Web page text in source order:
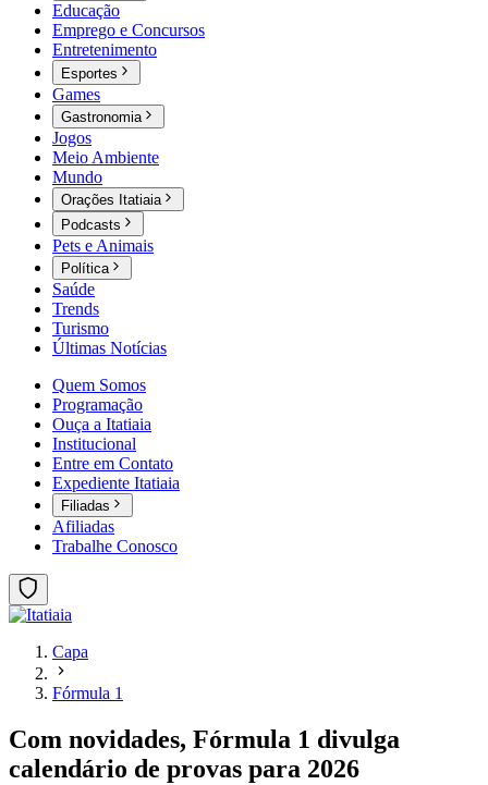
Educação
Emprego e Concursos
Entretenimento
Esportes
Games
Gastronomia
Jogos
Meio Ambiente
Mundo
Orações Itatiaia
Podcasts
Pets e Animais
Política
Saúde
Trends
Turismo
Últimas Notícias
Quem Somos
Programação
Ouça a Itatiaia
Institucional
Entre em Contato
Expediente Itatiaia
Filiadas
Afiliadas
Trabalhe Conosco
Capa
Fórmula 1
Com novidades, Fórmula 1 divulga
calendário de provas para 2026